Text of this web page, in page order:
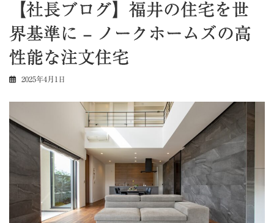
【社長ブログ】福井の住宅を世
界基準に – ノークホームズの高
性能な注文住宅
2025年4月1日